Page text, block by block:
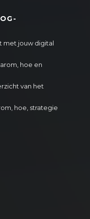
met jouw digital
hoe en
van het
hoe, strategie